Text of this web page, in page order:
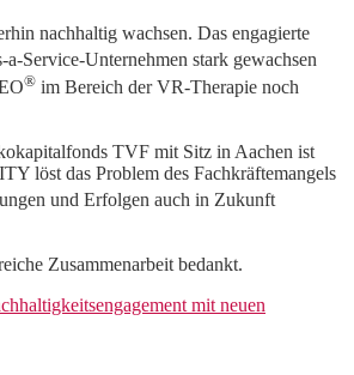
nachhaltig wachsen. Das engagierte
a-Service-Unternehmen stark gewachsen
® im Bereich der VR-Therapie noch
TVF mit Sitz in Aachen ist
löst das Problem des Fachkräftemangels
und Erfolgen auch in Zukunft
Zusammenarbeit bedankt.
mit neuen